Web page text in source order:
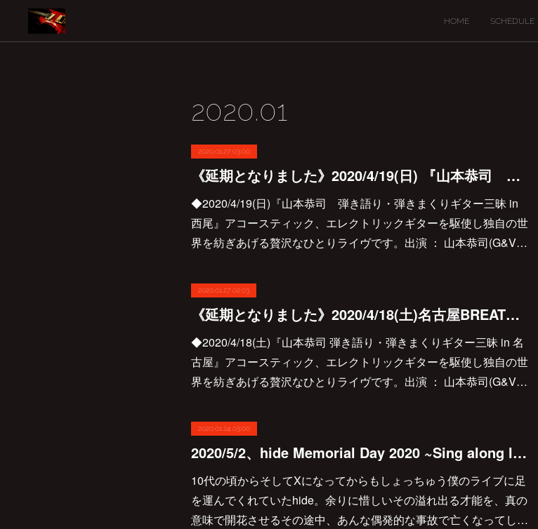
HOME SCHEDULE
2020.01
2020.01.27 03:00
《延期となりました》2020/4/19(日) 『山本恭司 弾き語り・弾きまくりギター三昧 in 西尾』決定しました♪
◆2020/4/19(日)『山本恭司 弾き語り・弾きまくりギター三昧 in
西尾』アコースティック、エレクトリックギターを駆使し独自の世
界を紡ぎあげる贅沢なひとりライヴです。出演 ： 山本恭司(G&V…
2020.01.27 02:03
《延期となりました》2020/4/18(土)名古屋BREATHでの弾き語り弾きまくりギター三昧決定しました♪
◆2020/4/18(土)『山本恭司 弾き語り・弾きまくりギター三昧 in 名
古屋』アコースティック、エレクトリックギターを駆使し独自の世
界を紡ぎあげる贅沢なひとりライヴです。出演 ： 山本恭司(G&V…
2020.01.24 03:00
2020/5/2、hide Memorial Day 2020 ~Sing along live "Hi-Ho"~に出演することになりました♪
10代の頃からそしてXになってからもしょっちゅう僕のライブに足
を運んでくれていたhide。余りに惜しいその溢れ出る才能を、真の
意味で開花させるその途中、あんな偶発的な事故で亡くなってし…